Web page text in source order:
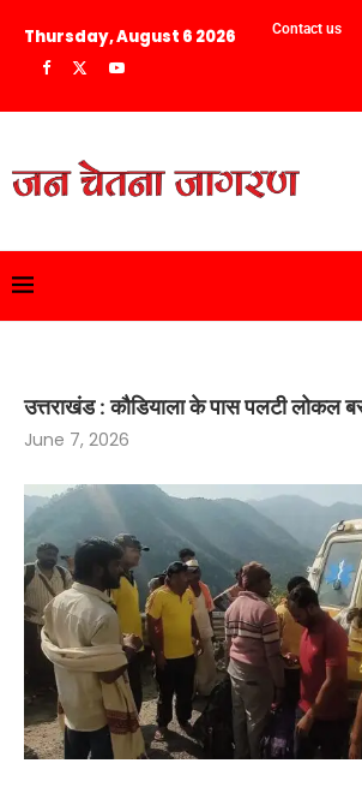
Thursday, August 6 2026 Contact us
उत्तराखंड : कौडियाला के पास पलटी लोकल
June 7, 2026